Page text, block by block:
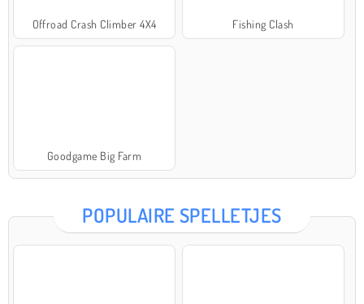
Offroad Crash Climber 4X4 Fishing Clash
Goodgame Big Farm
POPULAIRE SPELLETJES